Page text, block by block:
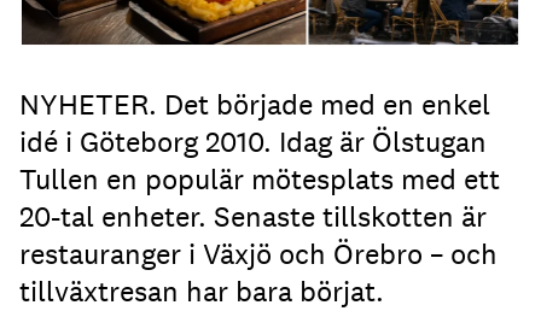
NYHETER. Det började med en enkel
idé i Göteborg 2010. Idag är Ölstugan
Tullen en populär mötesplats med ett
20-tal enheter. Senaste tillskotten är
restauranger i Växjö och Örebro – och
tillväxtresan har bara börjat.